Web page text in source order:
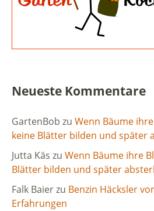
Neueste Kommentare
GartenBob zu Wenn Bäume
keine Blätter bilden und später
Jutta Käs zu Wenn Bäume ihre
Blätter bilden und später
Falk Baierzu Benzin Häcksler
Erfahrungen